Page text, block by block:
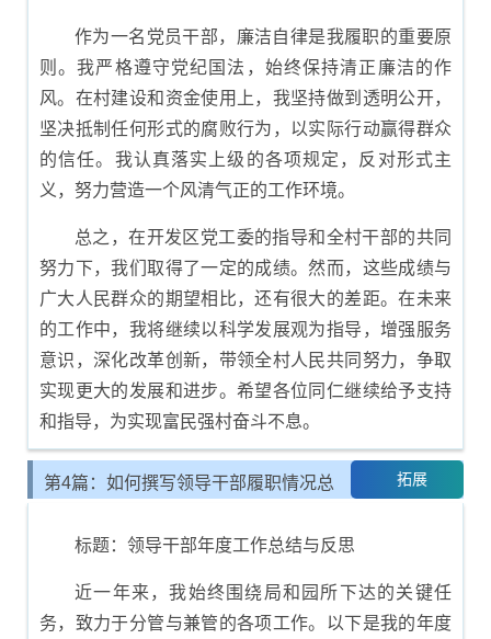
作为一名党员干部，廉洁自律是我履职的重要原
则。我严格遵守党纪国法，始终保持清正廉洁的作
风。在村建设和资金使用上，我坚持做到透明公开，
坚决抵制任何形式的腐败行为，以实际行动赢得群众
的信任。我认真落实上级的各项规定，反对形式主
义，努力营造一个风清气正的工作环境。
总之，在开发区党工委的指导和全村干部的共同
努力下，我们取得了一定的成绩。然而，这些成绩与
广大人民群众的期望相比，还有很大的差距。在未来
的工作中，我将继续以科学发展观为指导，增强服务
意识，深化改革创新，带领全村人民共同努力，争取
实现更大的发展和进步。希望各位同仁继续给予支持
和指导，为实现富民强村奋斗不息。
第4篇：如何撰写领导干部履职情况总 拓展
标题：领导干部年度工作总结与反思
近一年来，我始终围绕局和园所下达的关键任
务，致力于分管与兼管的各项工作。以下是我的年度